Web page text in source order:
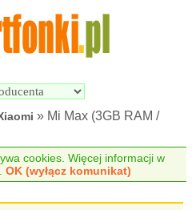
» Mi Max (3GB RAM /
cookies. Więcej informacji w
OK (wyłącz komunikat)